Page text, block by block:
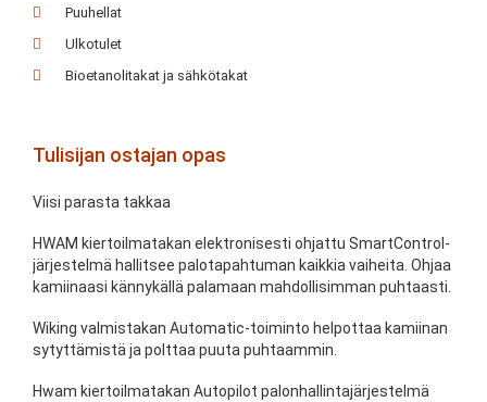
Puuhellat
Ulkotulet
Bioetanolitakat ja sähkötakat
Tulisijan ostajan opas
Viisi parasta takkaa
HWAM kiertoilmatakan elektronisesti ohjattu SmartControl-
järjestelmä hallitsee palotapahtuman kaikkia vaiheita. Ohjaa
kamiinaasi kännykällä palamaan mahdollisimman puhtaasti.
Wiking valmistakan Automatic-toiminto helpottaa kamiinan
sytyttämistä ja polttaa puuta puhtaammin.
Hwam kiertoilmatakan Autopilot palonhallintajärjestelmä